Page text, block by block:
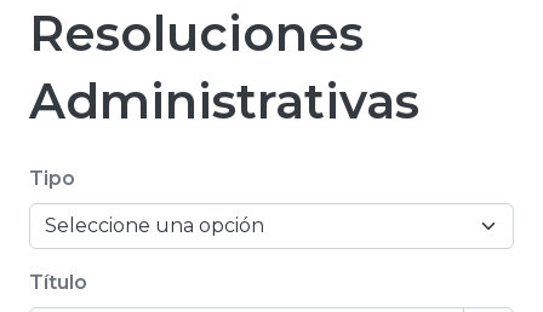
Resoluciones
Administrativas
Tipo
Título